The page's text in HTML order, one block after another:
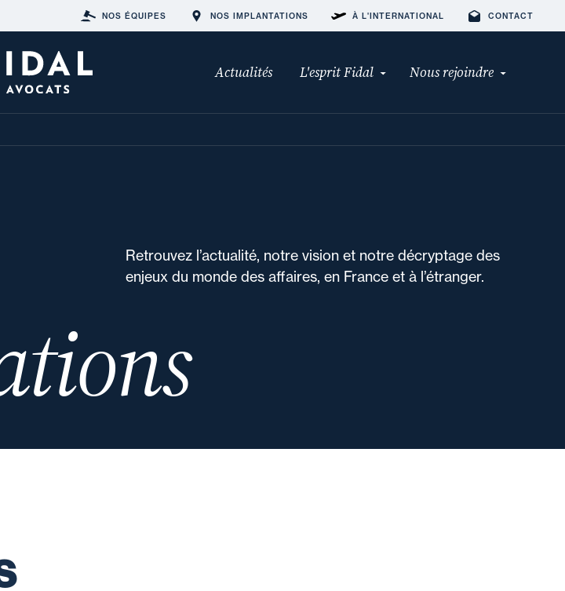
NOS ÉQUIPES NOS IMPLANTATIONS À L'INTERNATIONAL CONTACT
Actualités L'esprit Fidal Nous rejoindre
Retrouvez l’actualité, notre vision et notre décryptage des
enjeux du monde des affaires, en France et à l’étranger.